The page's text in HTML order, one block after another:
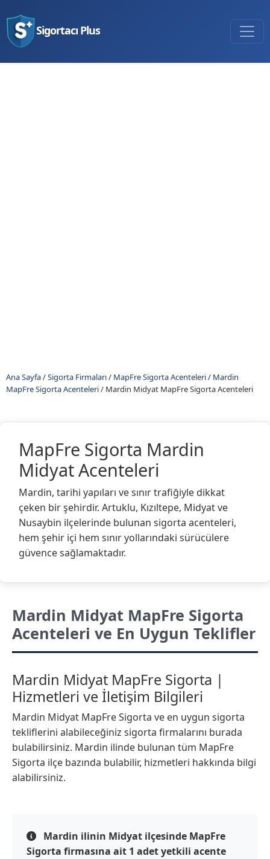
Sigortacı Plus
Ana Sayfa/Sigorta Firmaları/ MapFre Sigorta Acenteleri/ Mardin
MapFre Sigorta Acenteleri/ Mardin Midyat MapFre Sigorta Acenteleri
MapFre Sigorta Mardin
Midyat Acenteleri
Mardin, tarihi yapıları ve sınır trafiğiyle dikkat
çeken bir şehirdir. Artuklu, Kızıltepe, Midyat ve
Nusaybin ilçelerinde bulunan sigorta acenteleri,
hem şehir içi hem sınır yollarındaki sürücülere
güvence sağlamaktadır.
Mardin Midyat MapFre Sigorta
Acenteleri ve En Uygun Teklifler
Mardin Midyat MapFre Sigorta |
Hizmetleri ve İletişim Bilgileri
Mardin Midyat MapFre Sigorta ve en uygun sigorta
tekliflerini alabileceğiniz sigorta firmalarını burada
bulabilirsiniz. Mardin ilinde bulunan tüm MapFre
Sigorta ilçe bazında bulabilir, hizmetleri hakkında bilgi
alabilirsiniz.
Mardin ilinin Midyat ilçesinde MapFre
Sigorta firmasına ait 1 adet yetkili acente